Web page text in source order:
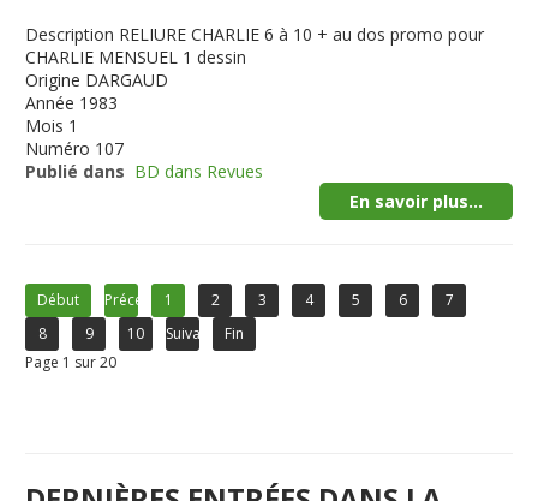
Description RELIURE CHARLIE 6 à 10 + au dos promo pour
CHARLIE MENSUEL 1 dessin
Origine DARGAUD
Année 1983
Mois 1
Numéro 107
Publié dans BD dans Revues
En savoir plus...
Début Précédent1 2 3 4 5 6
7
8
9 10 Suivant
Fin
Page 1 sur 20